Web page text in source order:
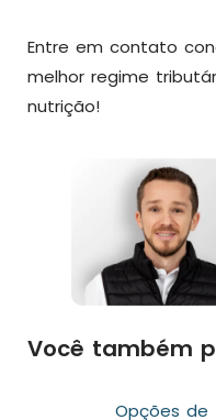
Entre em contato
melhor regime
nutrição!
Você também
Opções de